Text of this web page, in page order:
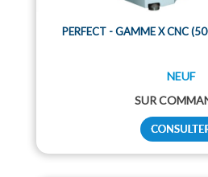
PERFECT - GAMME X CNC
NEUF
SUR